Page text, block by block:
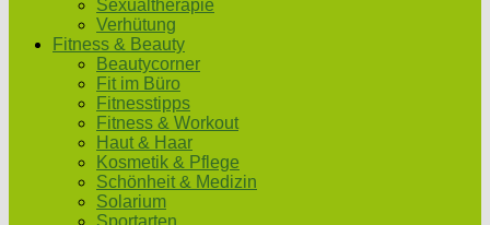
Sexualtherapie
Verhütung
Fitness & Beauty
Beautycorner
Fit im Büro
Fitnesstipps
Fitness & Workout
Haut & Haar
Kosmetik & Pflege
Schönheit & Medizin
Solarium
Sportarten